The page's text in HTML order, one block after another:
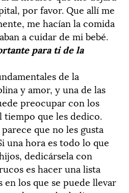
por favor. Que allí me
me hacían la comida
a cuidar de mi bebé.
para ti de la
de la
y amor, y una de las
preocupar con los
tiempo que les dedico.
que no les gusta
una hora es todo lo que
dedicársela con
es hacer una lista
en los que se puede llevar